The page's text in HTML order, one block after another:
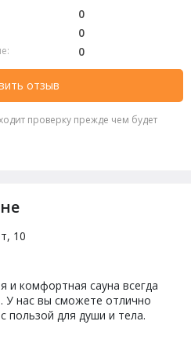
0
0
0
отзыв
проверку прежде чем будет
10
и комфортная сауна всегда
нас вы сможете отлично
пользой для души и тела.